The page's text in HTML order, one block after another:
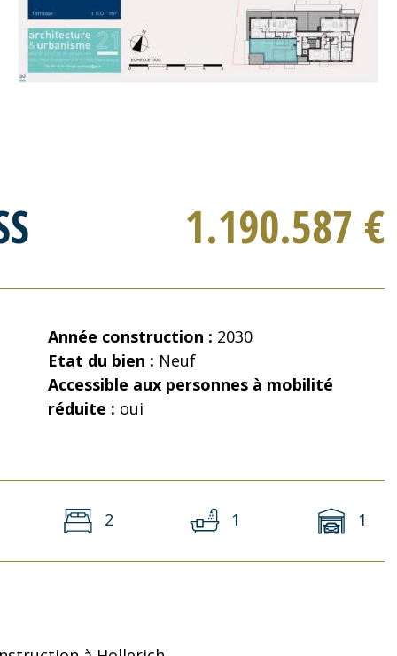
1.190.587 €
Année construction : 2030
Etat du bien : Neuf
Accessible aux personnes à mobilité
réduite : oui
2 1 1